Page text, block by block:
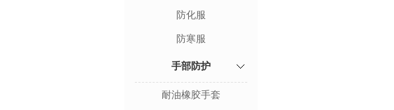
防化服
防寒服
手部防护
耐油橡胶手套